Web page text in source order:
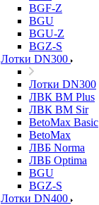
BGF-Z
BGU
BGU-Z
BGZ-S
Лотки DN300
Лотки DN300
ЛВК ВМ Plus
ЛВК ВМ Sir
BetoMax Basic
BetoMax
ЛВБ Norma
ЛВБ Optima
BGU
BGZ-S
Лотки DN400